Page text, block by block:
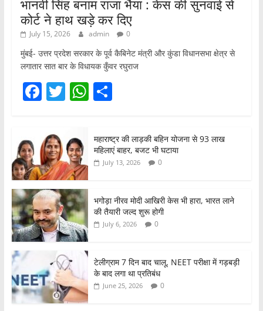
भानवी सिंह बनाम राजा भैया : केस की सुनवाई से
कोर्ट ने हाथ खड़े कर दिए
July 15, 2026 admin 0
मुंबई- उत्तर प्रदेश सरकार के पूर्व कैबिनेट मंत्री और कुंडा विधानसभा क्षेत्र से
लगातार सात बार के विधायक कुँवर रघुराज
F
c
e
b
o
o
k
T
er
W
s
A
p
S
ar
e
महाराष्ट्र की लाड़की बहिन योजना से 93 लाख
महिलाएं बाहर, बजट भी घटाया
July 13, 2026 0
भगोड़ा नीरव मोदी आखिरी केस भी हारा, भारत लाने
की तैयारी जल्द शुरू होगी
July 6, 2026 0
टेलीग्राम 7 दिन बाद चालू, NEET परीक्षा में गड़बड़ी
के बाद लगा था प्रतिबंध
June 25, 2026 0